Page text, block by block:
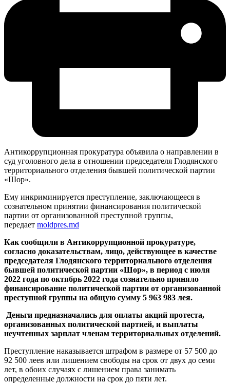
Антикоррупционная прокуратура объявила о направлении в
суд уголовного дела в отношении председателя Глодянского
территориального отделения бывшей политической партии
«Шор».
Ему инкриминируется преступление, заключающееся в
сознательном принятии финансирования политической
партии от организованной преступной группы,
передает moldpres.md
Как сообщили в Антикоррупционной прокуратуре,
согласно доказательствам, лицо, действующее в качестве
председателя Глодянского территориального отделения
бывшей политической партии «Шор», в период с июля
2022 года по октябрь 2022 года сознательно приняло
финансирование политической партии от организованной
преступной группы на общую сумму 5 963 983 лея.
Деньги предназначались для оплаты акций протеста,
организованных политической партией, и выплаты
неучтенных зарплат членам территориальных отделений.
Преступление наказывается штрафом в размере от 57 500 до
92 500 леев или лишением свободы на срок от двух до семи
лет, в обоих случаях с лишением права занимать
определенные должности на срок до пяти лет.